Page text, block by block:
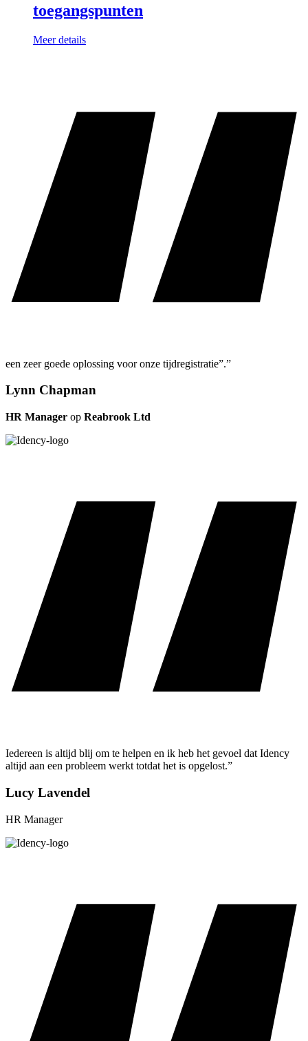
toegangspunten
Meer details
een zeer goede oplossing voor onze tijdregistratie”.”
Lynn Chapman
HR Manager op Reabrook Ltd
Iedereen is altijd blij om te helpen en ik heb het gevoel dat Idency
altijd aan een probleem werkt totdat het is opgelost.”
Lucy Lavendel
HR Manager